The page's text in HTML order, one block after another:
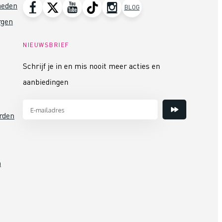
BLOG
NIEUWSBRIEF
Schrijf je in en mis nooit meer acties en
aanbiedingen